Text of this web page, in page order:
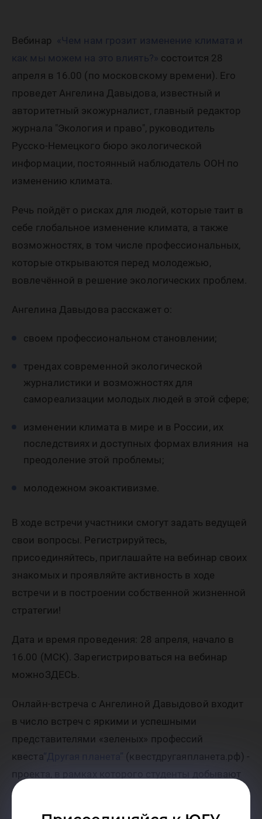
Вебинар «Чем нам грозит изменение климата и
как мы можем на это влиять?» состоится 28
апреля в 16.00 (по московскому времени). Его
проведет Ангелина Давыдова, известный и
авторитетный экожурналист, главный редактор
журнала "Экология и право", руководитель
Русско-Немецкого бюро экологической
информации, постоянный наблюдатель ООН по
изменению климата.
Речь пойдёт о рисках для людей, которые таит в
себе глобальное изменение климата, а также
возможностях, в том числе профессиональных,
которые открываются перед молодежью,
вовлечённой в решение экологических проблем.
Ангелина Давыдова расскажет о:
своем профессиональном становлении;
трендах современной экологической
журналистики и возможностях для
самореализации молодых людей в этой сфере;
изменении климата в мире и в России, их
последствиях и доступных формах влияния на
преодоление этой проблемы;
молодежном экоактивизме.
В ходе встречи участники смогут задать ведущей
свои вопросы. Регистрируйтесь,
присоединяйтесь, приглашайте на вебинар своих
знакомых и проявляйте активность в ходе
встречи и в построении собственной жизненной
стратегии!
Дата и время проведения: 28 апреля, начало в
16.00 (МСК). Зарегистрироваться на вебинар
можноЗДЕСЬ.
Онлайн-встреча с Ангелиной Давыдовой входит
в число встреч с яркими и успешными
представителями «зеленых» профессий
квеста“Другая планета”
(квестдругаяпланета.рф) -
проекта, в рамках которого студенты добывают
ценные знания и вырабатывают навыки,